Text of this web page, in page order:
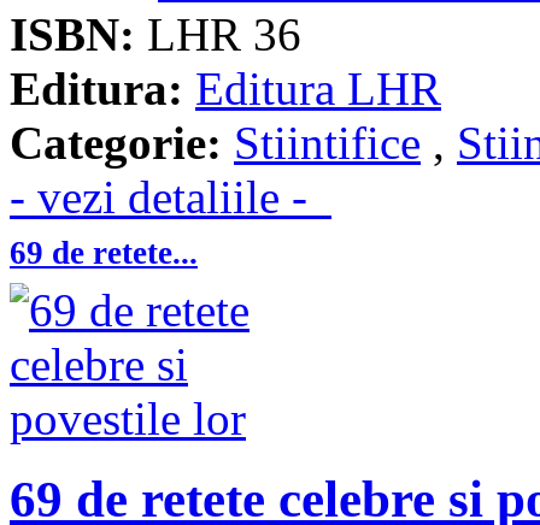
ISBN: LHR 36
Editura: Editura LHR
Categorie: Stiintifice ,
- vezi detaliile -
69 de retete...
69 de retete celebre si